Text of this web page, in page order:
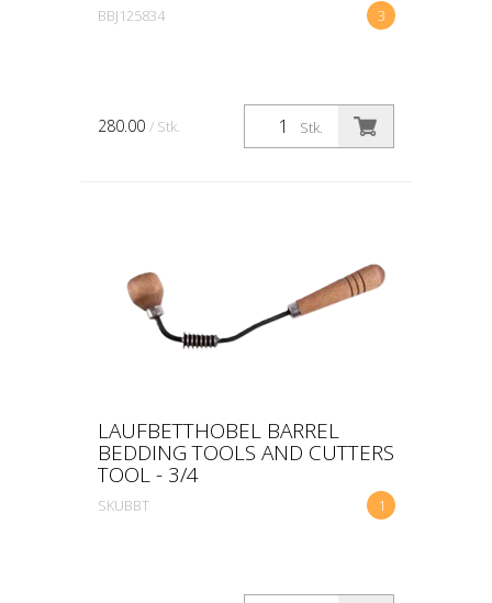
3
BBJ125834
Stk.
280.00 / Stk.
LAUFBETTHOBEL BARREL
BEDDING TOOLS AND CUTTERS
TOOL - 3/4
1
SKUBBT